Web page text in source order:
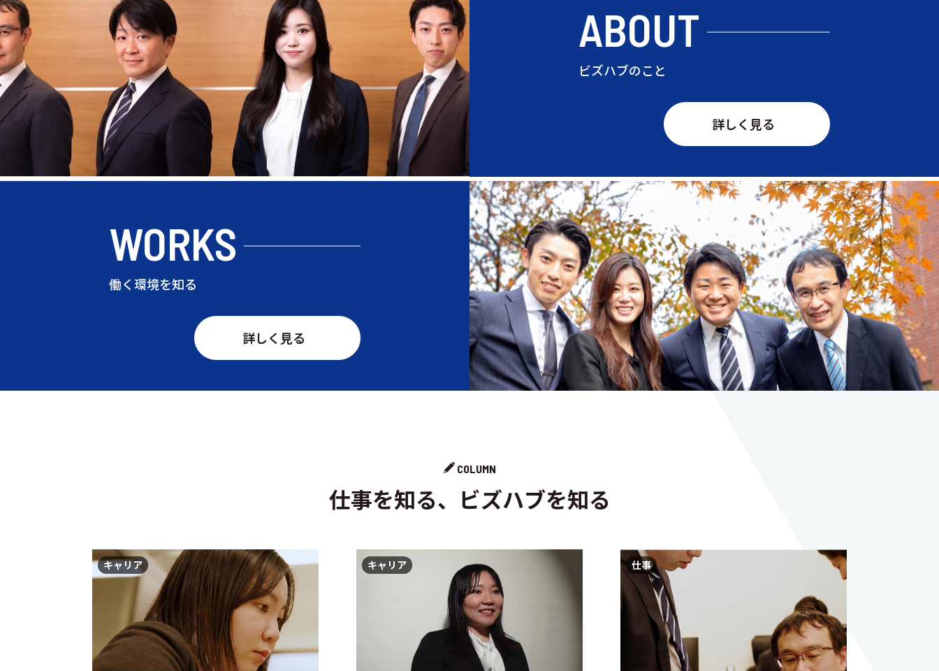
ABOUT
ビズハブのこと
詳しく見る
WORKS
働く環境を知る
詳しく見る
COLUMN
仕事を知る、ビズハブを知る
キャリア キャリア 仕事